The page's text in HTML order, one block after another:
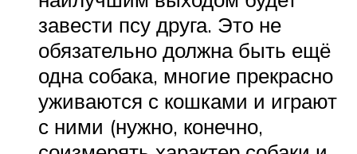
завести псу друга. Это не
обязательно должна быть ещё
одна собака, многие прекрасно
уживаются с кошками и играют
с ними (нужно, конечно,